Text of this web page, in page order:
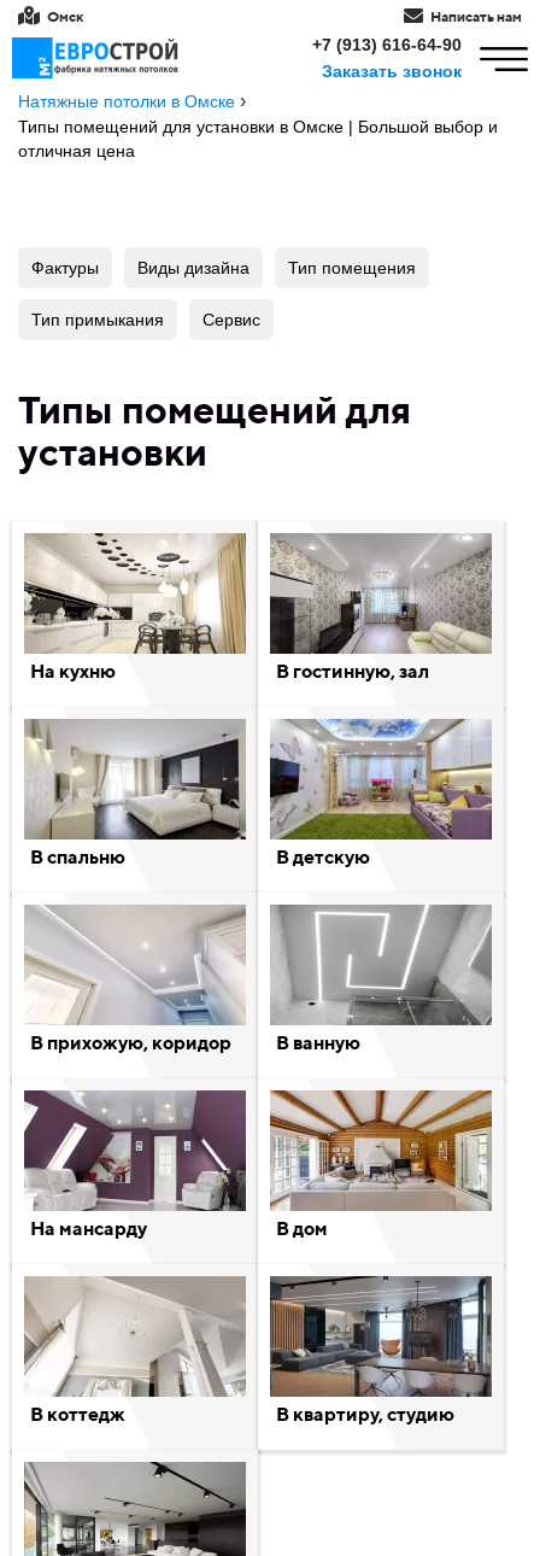
Омск Написать нам
+7 (913) 616-64-90
Заказать звонок
Натяжные потолки в Омске ›
Типы помещений для установки в Омске | Большой выбор и
отличная цена
Фактуры Виды дизайна Тип помещения
Тип примыкания Сервис
Типы помещений для
установки
На кухню В гостинную, зал
В спальню В детскую
В прихожую, коридор В ванную
На мансарду В дом
В коттедж В квартиру, студию